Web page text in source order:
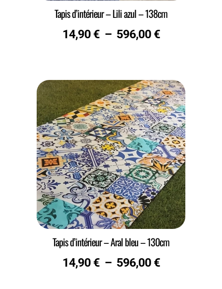
Tapis d’intérieur – Lili azul – 138cm
14,90 € – 596,00 €
Tapis d’intérieur – Aral bleu – 130cm
14,90 € – 596,00 €